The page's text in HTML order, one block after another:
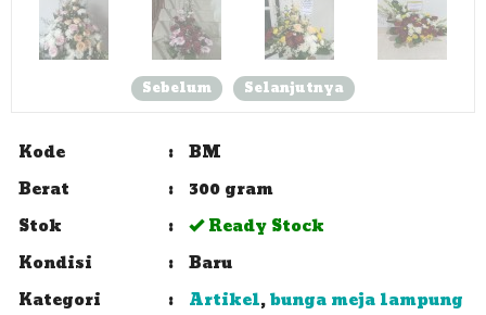
Sebelum Selanjutnya
Kode : BM
Berat
: 300 gram
Stok
:
Ready Stock
Kondisi
: Baru
Kategori
: Artikel,bunga meja lampung